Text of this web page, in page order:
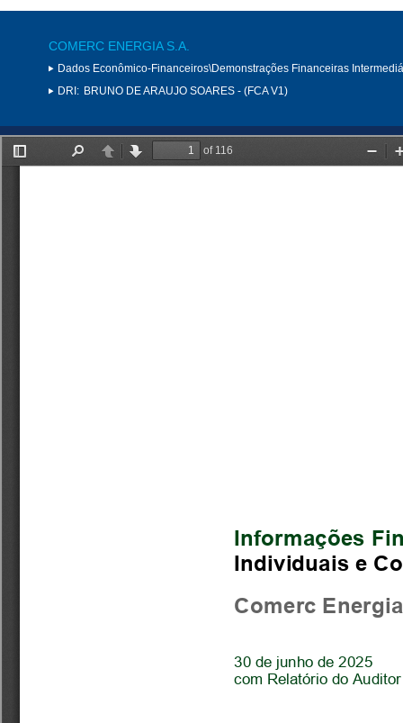
COMERC ENERGIA S.A.
Dados Econômico-Financeiros\Demonstrações Financeiras
DRI: BRUNO DE ARAUJO SOARES - (FCA V1)